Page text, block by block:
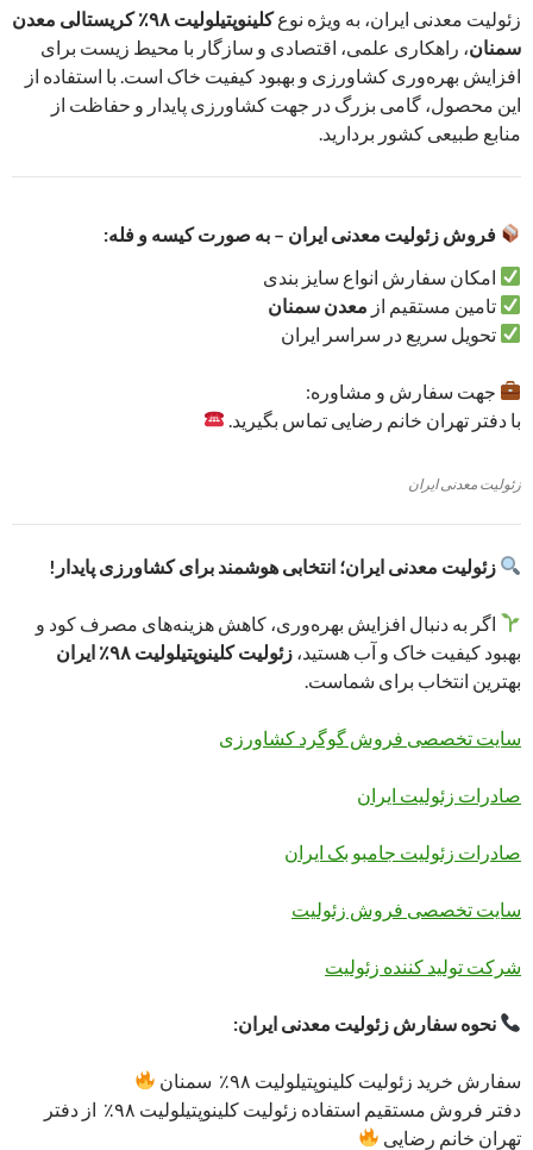
زئولیت معدنی ایران، به ویژه نوع
کلینوپتیلولیت ۹۸٪ کریستالی معدن
سمنان، راهکاری علمی، اقتصادی و سازگار با محیط زیست برای
افزایش بهره‌وری کشاورزی و بهبود کیفیت خاک است. با استفاده از
این محصول، گامی بزرگ در جهت کشاورزی پایدار و حفاظت از
منابع طبیعی کشور بردارید.
فروش زئولیت معدنی ایران – به صورت کیسه و فله:
امکان سفارش انواع سایز بندی
تامین مستقیم از معدن سمنان
تحویل سریع در سراسر ایران
جهت سفارش و مشاوره:
با دفتر تهران خانم رضایی تماس بگیرید.
زئولیت معدنی ایران
زئولیت معدنی ایران؛ انتخابی هوشمند برای کشاورزی پایدار!
اگر به دنبال افزایش بهره‌وری، کاهش هزینه‌های مصرف کود و
بهبود کیفیت خاک و آب هستید، زئولیت کلینوپتیلولیت ۹۸٪ ایران
بهترین انتخاب برای شماست.
سایت تخصصی فروش گوگرد کشاورزی
صادرات زئولیت ایران
صادرات زئولیت جامبو بک ایران
سایت تخصصی فروش زئولیت
شرکت تولید کننده زئولیت
نحوه سفارش زئولیت معدنی ایران:
سفارش خرید زئولیت کلینوپتیلولیت ۹۸٪ سمنان
دفتر فروش مستقیم استفاده زئولیت کلینوپتیلولیت ۹۸٪ از دفتر
تهران خانم رضایی